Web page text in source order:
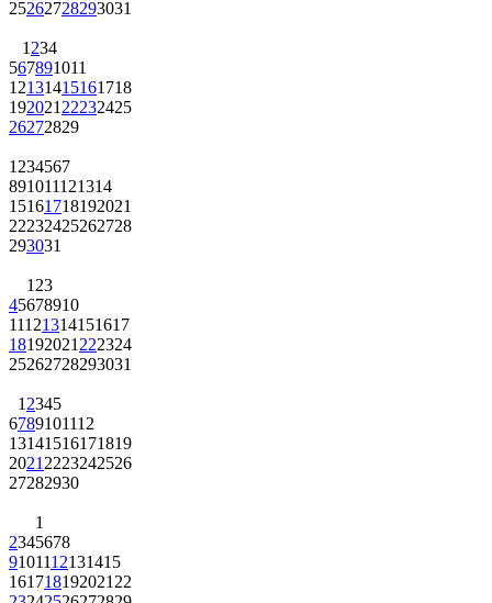
678910
1213141516
19202122232425
262728 29
8 9101112
151617181920
22232425262728
293031
6 78
1112131415
18192021222324
25262728 293031
7 8910
1314151617
20212223242526
2728 2930
5
910111213
16171819202122
232425262728 29